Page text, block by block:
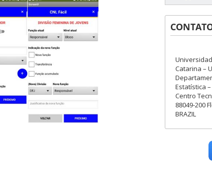
Catarina –
Estatística –
Centro
88049-200
BRAZIL